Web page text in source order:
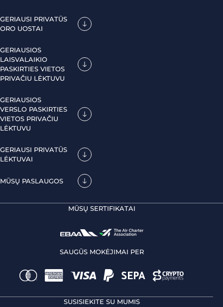
GERIAUSI PRIVATŪS
ORO UOSTAI
GERIAUSIOS
LAISVALAIKIO
PASKIRTIES VIETOS
PRIVAČIU LĖKTUVU
GERIAUSIOS
VERSLO PASKIRTIES
VIETOS PRIVAČIU
LĖKTUVU
GERIAUSI PRIVATŪS
LĖKTUVAI
MŪSŲ PASLAUGOS
MŪSŲ SERTIFIKATAI
SAUGŪS MOKĖJIMAI PER
SUSISIEKITE SU MUMIS